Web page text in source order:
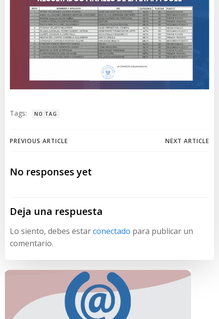
Tags: NO TAG
Navegación
de
PREVIOUS ARTICLE
Navegación
NEXT ARTICLE
No responses yet
Deja una respuesta
Lo siento, debes estarconectado para publicar un
comentario.